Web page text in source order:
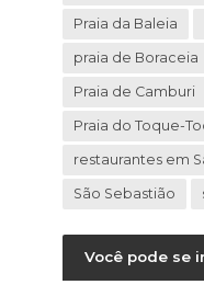
Praia da Baleia
praia de Boraceia
Praia de Camburi
Praia do Toque-
restaurantes em
São Sebastião
Você pode se